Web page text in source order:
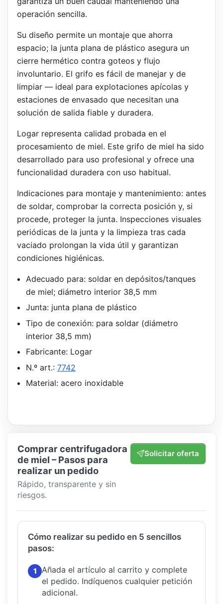
operación sencilla.
Su diseño permite un montaje que ahorra
espacio; la junta plana de plástico asegura un
cierre hermético contra goteos y flujo
involuntario. El grifo es fácil de manejar y de
limpiar — ideal para explotaciones apícolas y
estaciones de envasado que necesitan una
solución de salida fiable y duradera.
Logar representa calidad probada en el
procesamiento de miel. Este grifo de miel ha sido
desarrollado para uso profesional y ofrece una
funcionalidad duradera con uso habitual.
Indicaciones para montaje y mantenimiento: antes
de soldar, comprobar la correcta posición y, si
procede, proteger la junta. Inspecciones visuales
periódicas de la junta y la limpieza tras cada
vaciado prolongan la vida útil y garantizan
condiciones higiénicas.
Adecuado para: soldar en depósitos/tanques
de miel; diámetro interior 38,5 mm
Junta: junta plana de plástico
Tipo de conexión: para soldar (diámetro
interior 38,5 mm)
Fabricante: Logar
N.º art.: 7742
Material: acero inoxidable
Comprar centrifugadora
de miel – Pasos para
realizar un pedido
Rápido, transparente y sin
riesgos.
Solicitar oferta
Cómo realizar su pedido en 5 sencillos
pasos:
1
Añada el artículo al carrito y complete
el pedido. Indíquenos cualquier petición
adicional.